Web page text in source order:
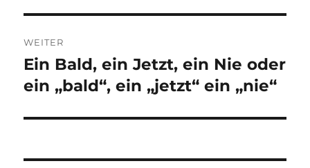
WEITER
Nächster
Beitrag:
Ein Bald, ein Jetzt, ein Nie oder
ein „bald“, ein „jetzt“ ein „nie“